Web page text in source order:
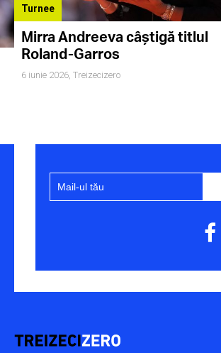
Turnee
Mirra Andreeva câștigă titlul
Roland-Garros
6 iunie 2026, Treizecizero